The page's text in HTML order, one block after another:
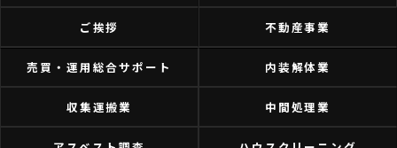
ご挨拶 不動産事業
売買・運用総合サポート 内装解体業
収集運搬業 中間処理業